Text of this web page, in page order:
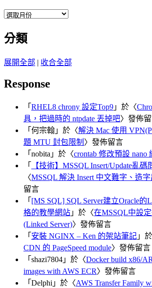
彙
分類
展開全部 | 收合全部
Response
「 RHEL8 chrony 設定Top9 」於〈
具，把過時的 ntpdate 丟掉吧〉發佈
「 何宗翰 」於〈解決 Mac 使用
題 MTU 封包限制 〉發佈留言
「 nobita 」於〈crontab 修改預設 nano
「
【技術】MSSQL Insert/Update亂碼
〈MSSQL 解決 Insert 中文難字、造
留言
「 [MS SQL] SQL Server建立Oracle的
格的教學網站 」於〈在MSSQL中設
(Linked Server)〉發佈留言
「 安裝 NGINX – Ken 的架站筆記 」
CDN 的 PageSpeed module〉發佈留言
「 shazi7804 」於〈Docker build x86/
images with AWS ECR〉發佈留言
「 Delphi 」於〈AWS Transfer Family